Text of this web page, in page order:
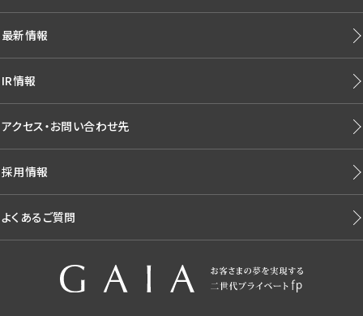
最新情報
IR情報
アクセス・お問い合わせ先
採用情報
よくあるご質問